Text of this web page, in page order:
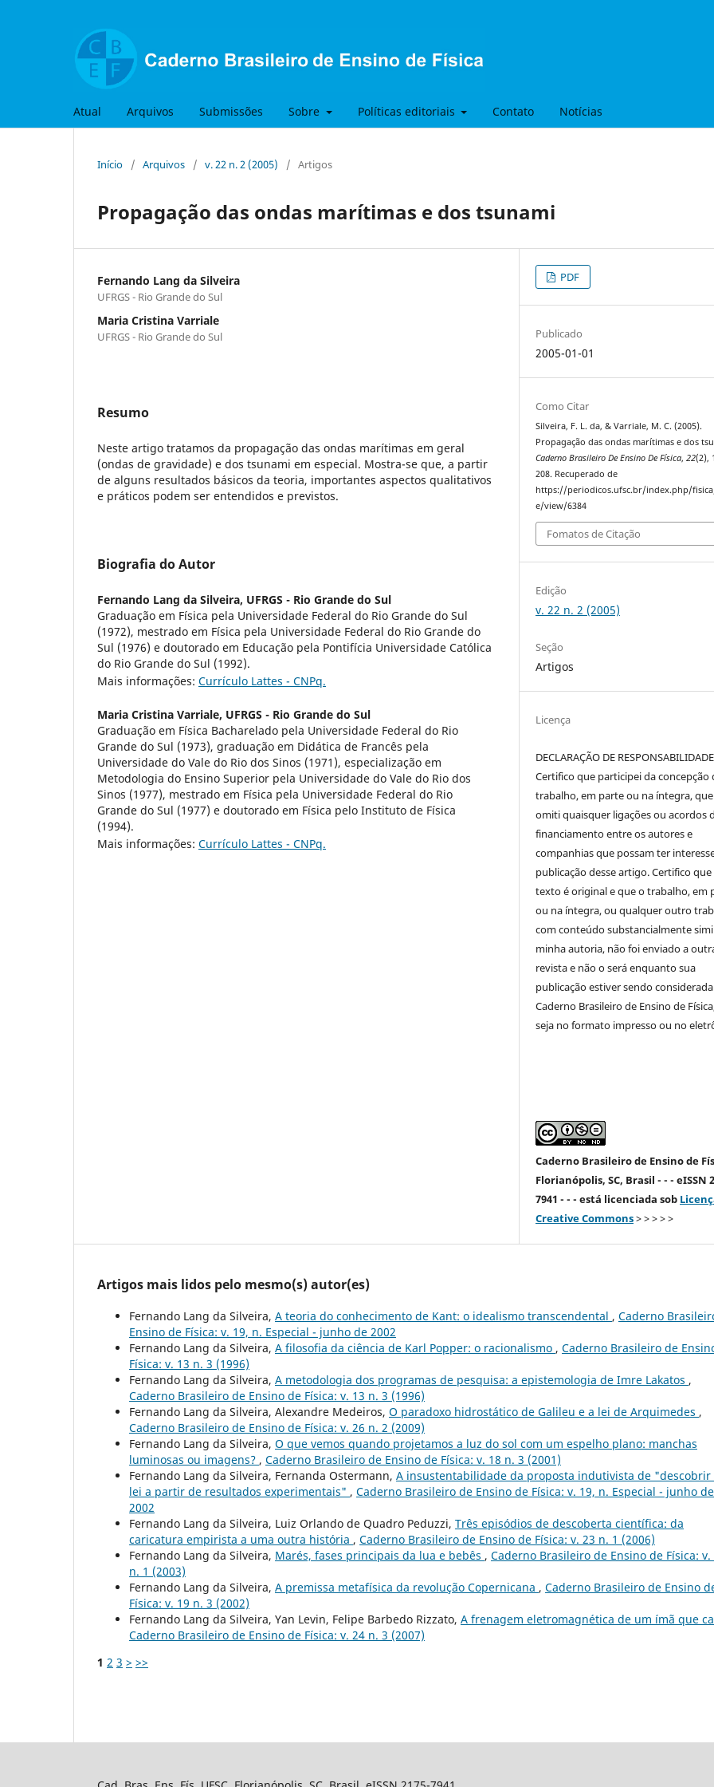
Atual Arquivos Submissões Sobre Políticas editoriais Contato Notícias
Início / Arquivos / v. 22 n. 2 (2005) / Artigos
Propagação das ondas marítimas e dos tsunami
Fernando Lang da Silveira
UFRGS - Rio Grande do Sul
Maria Cristina Varriale
UFRGS - Rio Grande do Sul
Resumo
Neste artigo tratamos da propagação das ondas marítimas em geral
(ondas de gravidade) e dos tsunami em especial. Mostra-se que, a partir
de alguns resultados básicos da teoria, importantes aspectos qualitativos
e práticos podem ser entendidos e previstos.
Biografia do Autor
Fernando Lang da Silveira, UFRGS - Rio Grande do Sul
Graduação em Física pela Universidade Federal do Rio Grande do Sul
(1972), mestrado em Física pela Universidade Federal do Rio Grande do
Sul (1976) e doutorado em Educação pela Pontifícia Universidade Católica
do Rio Grande do Sul (1992).
Mais informações: Currículo Lattes - CNPq.
Maria Cristina Varriale, UFRGS - Rio Grande do Sul
Graduação em Física Bacharelado pela Universidade Federal do Rio
Grande do Sul (1973), graduação em Didática de Francês pela
Universidade do Vale do Rio dos Sinos (1971), especialização em
Metodologia do Ensino Superior pela Universidade do Vale do Rio dos
Sinos (1977), mestrado em Física pela Universidade Federal do Rio
Grande do Sul (1977) e doutorado em Física pelo Instituto de Física
(1994).
Mais informações: Currículo Lattes - CNPq.
PDF
Publicado
2005-01-01
Como Citar
Silveira, F. L. da, & Varriale, M. C. (2005).
Propagação das ondas marítimas e dos
Caderno Brasileiro De Ensino De Física,22(2),
208. Recuperado de
https://periodicos.ufsc.br/index.php/
e/view/6384
Fomatos de Citação
Edição
v. 22 n. 2 (2005)
Seção
Artigos
Licença
DECLARAÇÃO DE RESPONSABILIDADE
Certifico que participei da concepção
trabalho, em parte ou na íntegra,
omiti quaisquer ligações ou acordos
financiamento entre os autores e
companhias que possam ter
publicação desse artigo. Certifico que
texto é original e que o trabalho, em
ou na íntegra, ou qualquer outro
com conteúdo substancialmente
minha autoria, não foi enviado a
revista e não o será enquanto sua
publicação estiver sendo
Caderno Brasileiro de Ensino de
seja no formato impresso ou no
Caderno Brasileiro de Ensino de
Florianópolis, SC, Brasil - - - eISSN
7941 - - - está licenciada sob
Creative Commons> > > > >
Artigos mais lidos pelo mesmo(s) autor(es)
Fernando Lang da Silveira, A teoria do conhecimento de Kant: o idealismo transcendental , Caderno
Ensino de Física: v. 19, n. Especial - junho de 2002
Fernando Lang da Silveira, A filosofia da ciência de Karl Popper: o racionalismo , Caderno Brasileiro de
Física: v. 13 n. 3 (1996)
Fernando Lang da Silveira, A metodologia dos programas de pesquisa: a epistemologia de Imre Lakatos ,
Caderno Brasileiro de Ensino de Física: v. 13 n. 3 (1996)
Fernando Lang da Silveira, Alexandre Medeiros, O paradoxo hidrostático de Galileu e a lei de Arquimedes ,
Caderno Brasileiro de Ensino de Física: v. 26 n. 2 (2009)
Fernando Lang da Silveira, O que vemos quando projetamos a luz do sol com um espelho plano: manchas
luminosas ou imagens? , Caderno Brasileiro de Ensino de Física: v. 18 n. 3 (2001)
Fernando Lang da Silveira, Fernanda Ostermann, A insustentabilidade da proposta indutivista de "descobrir
lei a partir de resultados experimentais" , Caderno Brasileiro de Ensino de Física: v. 19, n. Especial - junho de
2002
Fernando Lang da Silveira, Luiz Orlando de Quadro Peduzzi, Três episódios de descoberta científica: da
caricatura empirista a uma outra história , Caderno Brasileiro de Ensino de Física: v. 23 n. 1 (2006)
Fernando Lang da Silveira, Marés, fases principais da lua e bebês , Caderno Brasileiro de Ensino de Física: v.
n. 1 (2003)
Fernando Lang da Silveira, A premissa metafísica da revolução Copernicana , Caderno Brasileiro de Ensino
Física: v. 19 n. 3 (2002)
Fernando Lang da Silveira, Yan Levin, Felipe Barbedo Rizzato, A frenagem eletromagnética de um ímã que
Caderno Brasileiro de Ensino de Física: v. 24 n. 3 (2007)
1 2 3 > >>